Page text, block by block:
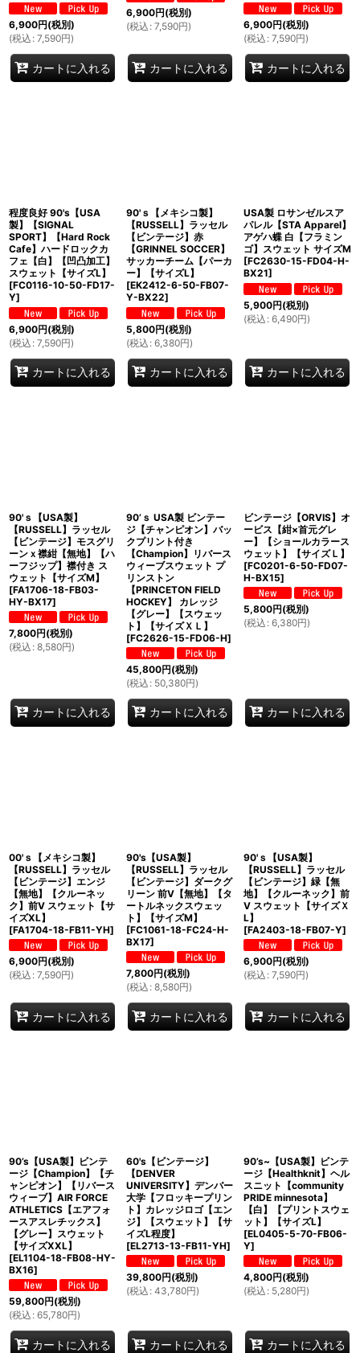
6,900円(税別)
(税込 : 7,590円)
カートに入れる
6,900円(税別)
(税込 : 7,590円)
カートに入れる
6,900円(税別)
(税込 : 7,590円)
カートに入れる
程度良好 90's【USA
製】【SIGNAL
SPORT】【Hard Rock
Cafe】ハードロックカ
フェ【白】【凹凸加工】
スウェット【サイズL】
[FC0116-10-50-FD17-
Y]
6,900円(税別)
(税込 : 7,590円)
カートに入れる
90'ｓ【メキシコ製】
【RUSSELL】ラッセル
【ビンテージ】赤
【GRINNEL SOCCER】
サッカーチーム【パーカ
ー】【サイズL】
[EK2412-6-50-FB07-
Y-BX22]
5,800円(税別)
(税込 : 6,380円)
カートに入れる
USA製 ロサンゼルスア
パレル【STA Apparel】
アゲハ蝶 白【フラミン
ゴ】スウェット サイズM
[FC2630-15-FD04-H-
BX21]
5,900円(税別)
(税込 : 6,490円)
カートに入れる
90'ｓ【USA製】
【RUSSELL】ラッセル
【ビンテージ】モスグリ
ーンｘ襟紺【無地】【ハ
ーフジップ】襟付き ス
ウェット【サイズM】
[FA1706-18-FB03-
HY-BX17]
7,800円(税別)
(税込 : 8,580円)
カートに入れる
90’ｓ USA製 ビンテー
ジ【チャンピオン】バッ
クプリント付き
【Champion】リバース
ウィーブスウェット プ
リンストン
【PRINCETON FIELD
HOCKEY】 カレッジ
【グレー】【スウェッ
ト】【サイズＸＬ】
[FC2626-15-FD06-H]
45,800円(税別)
(税込 : 50,380円)
カートに入れる
ビンテージ【ORVIS】オ
ービス【紺×首元グレ
ー】【ショールカラース
ウェット】【サイズＬ】
[FC0201-6-50-FD07-
H-BX15]
5,800円(税別)
(税込 : 6,380円)
カートに入れる
00'ｓ【メキシコ製】
【RUSSELL】ラッセル
【ビンテージ】エンジ
【無地】【クルーネッ
ク】前V スウェット【サ
イズXL】
[FA1704-18-FB11-YH]
6,900円(税別)
(税込 : 7,590円)
カートに入れる
90's【USA製】
【RUSSELL】ラッセル
【ビンテージ】ダークグ
リーン 前V【無地】【タ
ートルネックスウェッ
ト】【サイズM】
[FC1061-18-FC24-H-
BX17]
7,800円(税別)
(税込 : 8,580円)
カートに入れる
90'ｓ【USA製】
【RUSSELL】ラッセル
【ビンテージ】緑【無
地】【クルーネック】前
V スウェット【サイズＸ
L】
[FA2403-18-FB07-Y]
6,900円(税別)
(税込 : 7,590円)
カートに入れる
90’s【USA製】ビンテ
ージ【Champion】【チ
ャンピオン】【リバース
ウィーブ】AIR FORCE
ATHLETICS【エアフォ
ースアスレチックス】
【グレー】スウェット
【サイズXXL】
[EL1104-18-FB08-HY-
BX16]
59,800円(税別)
(税込 : 65,780円)
カートに入れる
60's【ビンテージ】
【DENVER
UNIVERSITY】デンバー
大学【フロッキープリン
ト】カレッジロゴ【エン
ジ】【スウェット】【サ
イズL程度】
[EL2713-13-FB11-YH]
39,800円(税別)
(税込 : 43,780円)
カートに入れる
90’s~【USA製】ビンテ
ージ【Healthknit】ヘル
スニット【community
PRIDE minnesota】
【白】【プリントスウェ
ット】【サイズL】
[EL0405-5-70-FB06-
Y]
4,800円(税別)
(税込 : 5,280円)
カートに入れる